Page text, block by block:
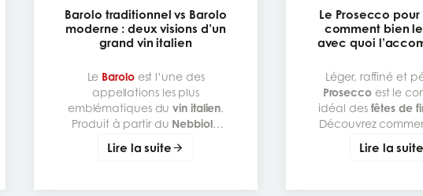
Barolo traditionnel vs Barolo
moderne : deux visions d’un
grand vin italien
Le Baroloest l’une des
appellations les plus
emblématiques duvin italien.
Produit à partir du Nebbiolo
pour sa structure, ses tanins
Lire la suite
Le Prosecco pour
comment bien
avec quoi
Léger, raffiné et
Proseccoest le
idéal des fêtes de
Découvrez
sublimer vos
Lire la suite